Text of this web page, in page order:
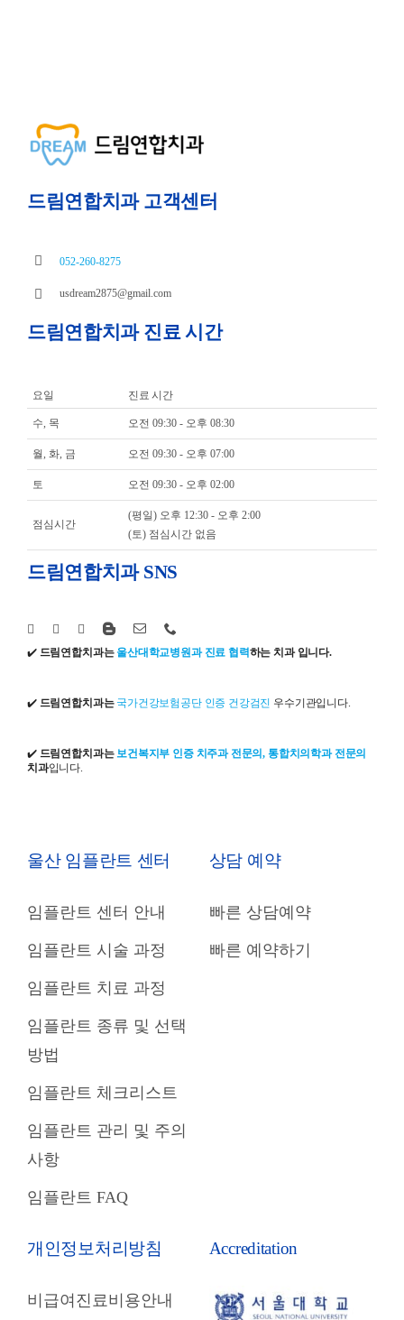
드림연합치과 고객센터
052-260-8275
usdream2875@gmail.com
드림연합치과 진료 시간
요일 진료 시간
수, 목 오전 09:30 - 오후 08:30
월, 화, 금 오전 09:30 - 오후 07:00
토 오전 09:30 - 오후 02:00
점심시간
(평일) 오후 12:30 - 오후 2:00
(토) 점심시간 없음
드림연합치과 SNS
✔️ 드림연합치과는 울산대학교병원과 진료 협력하는 치과 입니다.
✔️ 드림연합치과는 국가건강보험공단 인증 건강검진 우수기관입니다.
✔️ 드림연합치과는 보건복지부 인증 치주과 전문의, 통합치의학과 전문의
치과입니다.
울산 임플란트 센터
임플란트 센터 안내
임플란트 시술 과정
임플란트 치료 과정
임플란트 종류 및 선택
방법
임플란트 체크리스트
임플란트 관리 및 주의
사항
임플란트 FAQ
상담 예약
빠른 상담예약
빠른 예약하기
개인정보처리방침
비급여진료비용안내
Accreditation